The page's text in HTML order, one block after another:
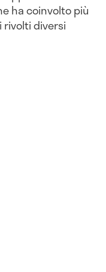
ha coinvolto più
rivolti diversi